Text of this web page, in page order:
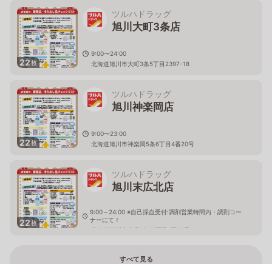
22枚
ツルハドラッグ
旭川大町3条店
9:00〜24:00
北海道旭川市大町3条5丁目2397-18
22枚
ツルハドラッグ
旭川神楽岡店
9:00〜23:00
北海道旭川市神楽岡5条6丁目4番20号
22枚
ツルハドラッグ
旭川末広北店
9:00～24:00 ※自己採血受付:調剤営業時間内・調剤コー
ナーにて！
北海道旭川市末広1条10丁目1番20号
すべて見る